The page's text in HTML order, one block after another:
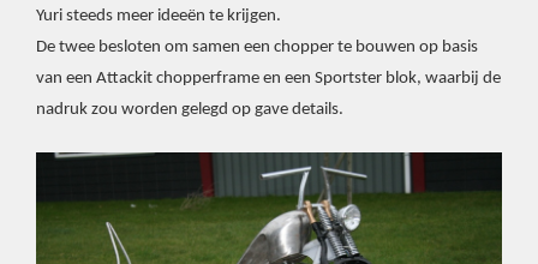
Yuri steeds meer ideeën te krijgen.
De twee besloten om samen een chopper te bouwen op basis
van een Attackit chopperframe en een Sportster blok, waarbij de
nadruk zou worden gelegd op gave details.